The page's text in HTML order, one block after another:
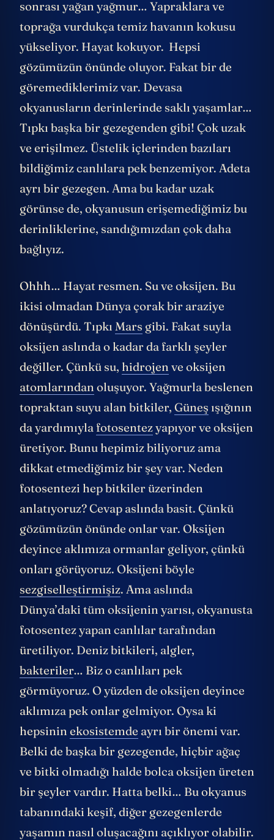
sonrası yağan yağmur… Yapraklara ve
toprağa vurdukça temiz havanın kokusu
yükseliyor. Hayat kokuyor. Hepsi
gözümüzün önünde oluyor. Fakat bir de
göremediklerimiz var. Devasa
okyanusların derinlerinde saklı yaşamlar…
Tıpkı başka bir gezegenden gibi! Çok uzak
ve erişilmez. Üstelik içlerinden bazıları
bildiğimiz canlılara pek benzemiyor. Adeta
ayrı bir gezegen. Ama bu kadar uzak
görünse de, okyanusun erişemediğimiz bu
derinliklerine, sandığımızdan çok daha
bağlıyız.
Ohhh… Hayat resmen. Su ve oksijen. Bu
ikisi olmadan Dünya çorak bir araziye
dönüşürdü. Tıpkı Mars gibi. Fakat suyla
oksijen aslında o kadar da farklı şeyler
değiller. Çünkü su, hidrojen ve oksijen
atomlarından oluşuyor. Yağmurla beslenen
topraktan suyu alan bitkiler, Güneş ışığının
da yardımıyla fotosentezyapıyor ve oksijen
üretiyor. Bunu hepimiz biliyoruz ama
dikkat etmediğimiz bir şey var. Neden
fotosentezi hep bitkiler üzerinden
anlatıyoruz? Cevap aslında basit. Çünkü
gözümüzün önünde onlar var. Oksijen
deyince aklımıza ormanlar geliyor, çünkü
onları görüyoruz. Oksijeni böyle
sezgiselleştirmişiz. Ama aslında
Dünya’daki tüm oksijenin yarısı, okyanusta
fotosentez yapan canlılar tarafından
üretiliyor. Deniz bitkileri, algler,
bakteriler… Biz o canlıları pek
görmüyoruz. O yüzden de oksijen deyince
aklımıza pek onlar gelmiyor. Oysa ki
hepsinin ekosistemde ayrı bir önemi var.
Belki de başka bir gezegende, hiçbir ağaç
ve bitki olmadığı halde bolca oksijen üreten
bir şeyler vardır. Hatta belki… Bu okyanus
tabanındaki keşif, diğer gezegenlerde
yaşamın nasıl oluşacağını açıklıyor olabilir.